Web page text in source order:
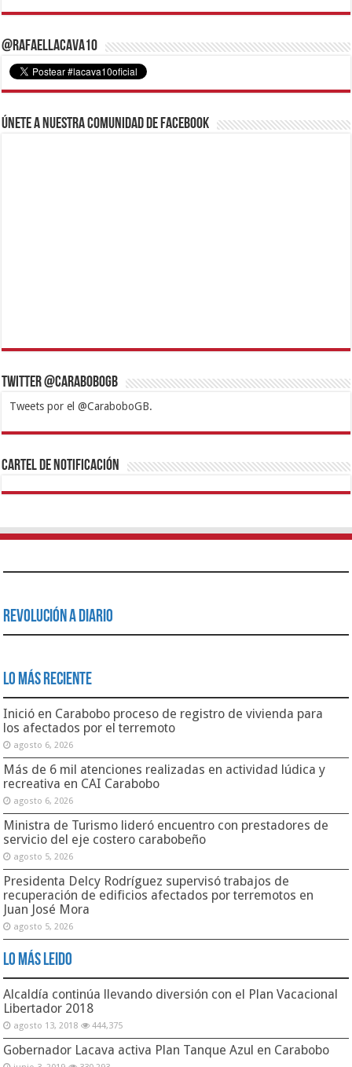
@RafaelLacava10
Únete a nuestra comunidad de Facebook
Twitter @CaraboboGB
Tweets por el @CaraboboGB.
1xbetBetturkeyBetistKralbetSupertotobetTipobetMatadorbetMariobet
https://mvbcasino.com/
Cartel de Notificación
Revolución a Diario
Lo Más Reciente
Inició en Carabobo proceso de registro de vivienda para
los afectados por el terremoto
agosto 6, 2026
Más de 6 mil atenciones realizadas en actividad lúdica y
recreativa en CAI Carabobo
agosto 6, 2026
Ministra de Turismo lideró encuentro con prestadores de
servicio del eje costero carabobeño
agosto 5, 2026
Presidenta Delcy Rodríguez supervisó trabajos de
recuperación de edificios afectados por terremotos en
Juan José Mora
agosto 5, 2026
Lo Más Leido
Alcaldía continúa llevando diversión con el Plan Vacacional
Libertador 2018
agosto 13, 2018 444,375
Gobernador Lacava activa Plan Tanque Azul en Carabobo